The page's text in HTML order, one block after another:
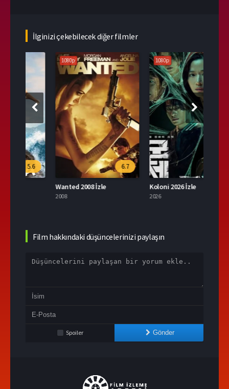
İlginizi çekebilecek diğer filmler
6.7
Wanted 2008 İzle
1080p
9.6
Koloni 2026 İzle
Film hakkındaki düşüncelerinizi paylaşın
Spoiler Gönder